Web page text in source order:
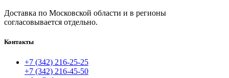
Доставка по Московской области и в регионы
согласовывается отдельно.
Контакты
+7 (342) 216-25-25
+7 (342) 216-45-50